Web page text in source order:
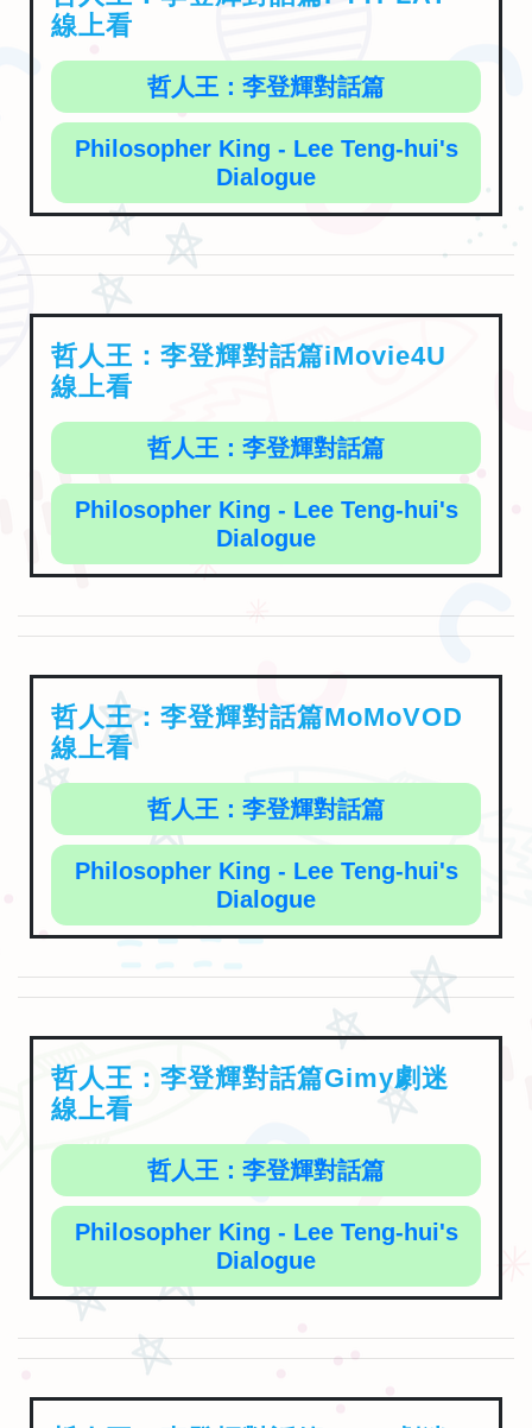
線上看
哲人王：李登輝對話篇
Philosopher King - Lee Teng-hui's
Dialogue
哲人王：李登輝對話篇iMovie4U
線上看
哲人王：李登輝對話篇
Philosopher King - Lee Teng-hui's
Dialogue
哲人王：李登輝對話篇MoMoVOD
線上看
哲人王：李登輝對話篇
Philosopher King - Lee Teng-hui's
Dialogue
哲人王：李登輝對話篇Gimy劇迷
線上看
哲人王：李登輝對話篇
Philosopher King - Lee Teng-hui's
Dialogue